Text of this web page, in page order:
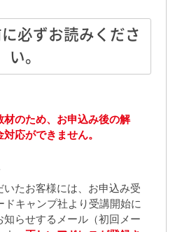
必ずお読みくださ
い。
材のため、お申込み後の解
応ができません。
いたお客様には、お申込み受
ドキャンプ社より受講開始に
知らせするメール（初回メー